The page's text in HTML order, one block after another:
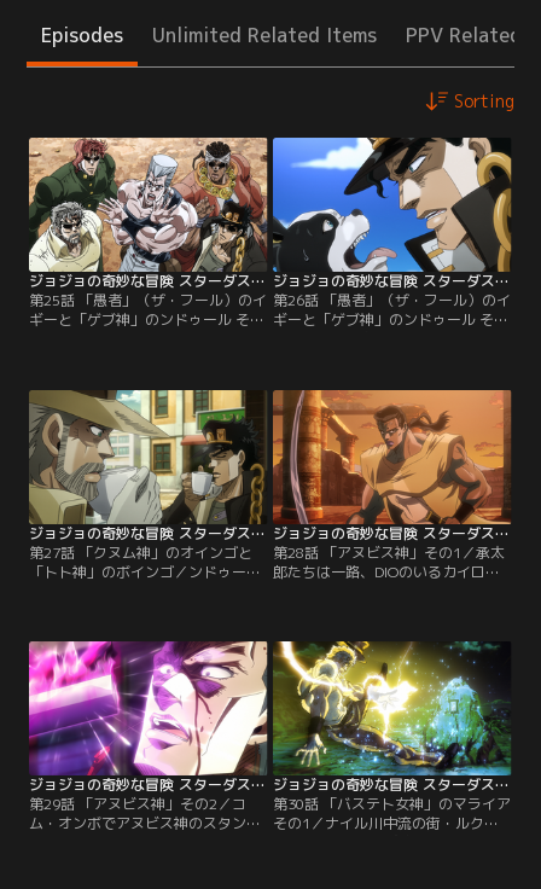
Episodes Unlimited Related Items PPV Related
Sorting
ジョジョの奇妙な冒険 スターダストクルセイダース エジプト編 第25話
第25話 「愚者」（ザ・フール）のイ
ギーと「ゲブ神」のンドゥール その
ターが降り立った。そのヘリは、一
行の旅をサポートしていたスピード
ワゴン財団のもので、ジョセフの要
請を受けて承太郎たちの新たな仲間
を連れてきていた。ジョセフ曰
く…。
ジョジョの奇妙な冒険 スターダストクルセイダース エジプト編 第26話
第26話 「愚者」（ザ・フール）のイ
ギーと「ゲブ神」のンドゥール その
アヴドゥルは姿の見えない敵からの
攻撃に対して一計を案じるものの、
すんでの所で看破されてしまう。圧
倒的不利な状況が続くなかイギーは
なぜかのん気にいねむり中…。
ジョジョの奇妙な冒険 スターダストクルセイダース エジプト編 第27話
第27話 「クヌム神」のオインゴと
「トト神」のボインゴ／ンドゥール
ドの襲撃を警戒する一行は、ポルナ
レフが無作為に選んだカフェに入る
ことに。だがそのカフェには「クヌ
ム」のスタンド使い・オインゴと、
「トト」のスタンド使い・ボインゴ
の兄弟が潜んでいた…。
ジョジョの奇妙な冒険 スターダストクルセイダース エジプト編 第28話
第28話 「アヌビス神」その1／承太
郎たちは一路、DIOのいるカイロを
道ばたに落ちていた一本の装飾刀を
拾う。周囲の人間が刀を抜こうとし
てもびくともしないが、チャカが抜
こうとすると妖しく光る刀身があら
わになった。すると、チャカの心に
不思議な声が響き…。
ジョジョの奇妙な冒険 スターダストクルセイダース エジプト編 第29話
第29話 「アヌビス神」その2／コ
ム・オンボでアヌビス神のスタンド
ジョジョの奇妙な冒険 スターダストクルセイダース エジプト編 第30話
第30話 「バステト女神」のマライア
その1／ナイル川中流の街・ルクソ